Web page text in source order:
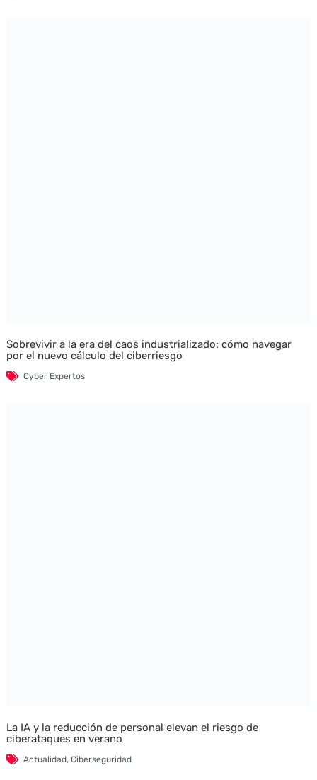
Sobrevivir a la era del caos industrializado: cómo navegar
por el nuevo cálculo del ciberriesgo
Cyber Expertos
La IA y la reducción de personal elevan el riesgo de
ciberataques en verano
Actualidad, Ciberseguridad